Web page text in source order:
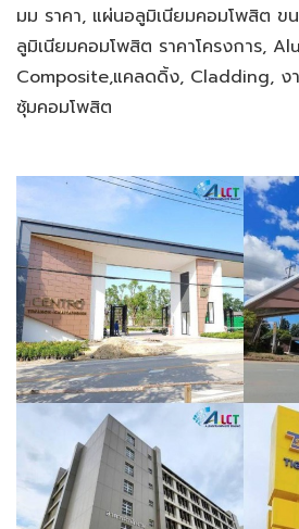
มม ราคา, แผ่นอลูมิเนียมคอมโพสิต ข
ลูมิเนียมคอมโพสิต ราคาโครงการ,
Composite,แคลดดิ้ง, Cladding, ง
ซุ้มคอมโพสิต